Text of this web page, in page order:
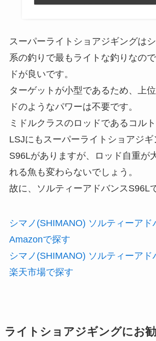
スーパーライトショアジギングは
系の釣りで最もライトな釣りなの
ドが良いです。
ターゲットが小型であるため、上
ドのようなパワーは不要です。
ミドルクラスのロッドであるコル
LSJにもスーパーライトショアジ
S96Lがありますが、ロッド自重が
れる魚も変わらないでしょう。
故に、ソルティーアドバンスS96L
シマノ(SHIMANO) ソルティーアド
Amazonで探す
シマノ(SHIMANO) ソルティーアド
楽天市場で探す
ライトショアジギングにお